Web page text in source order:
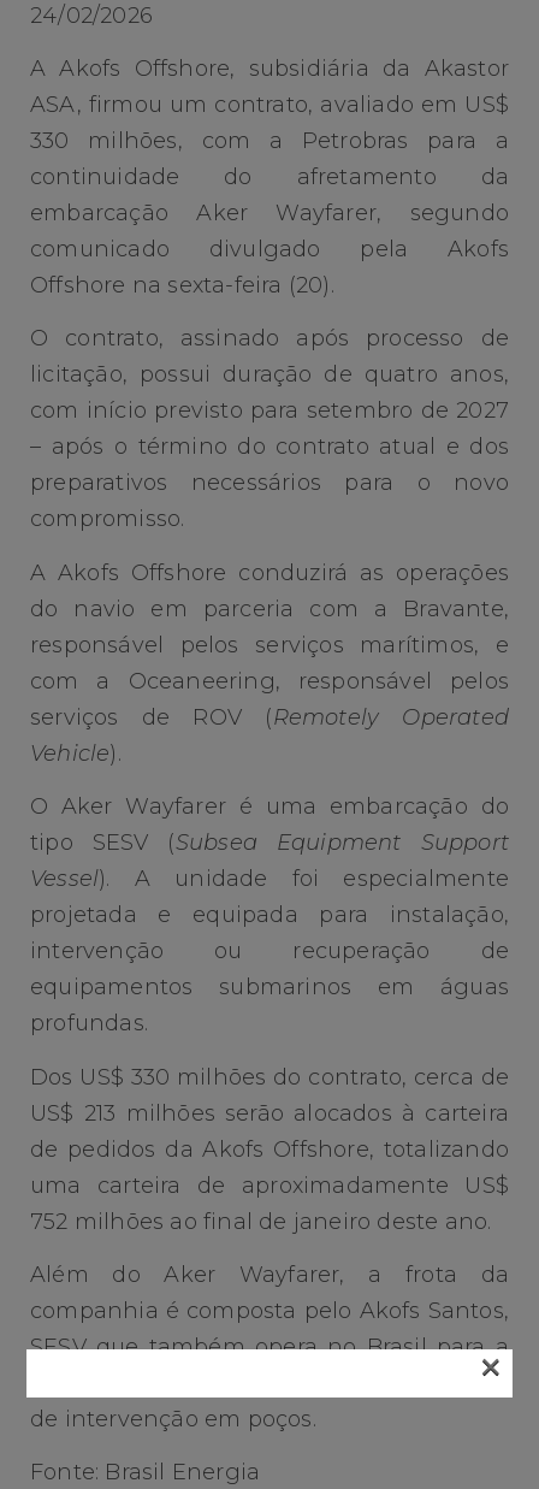
24/02/2026
A Akofs Offshore, subsidiária da Akastor
ASA, firmou um contrato, avaliado em US$
330 milhões, com a Petrobras para a
continuidade do afretamento da
embarcação Aker Wayfarer, segundo
comunicado divulgado pela Akofs
Offshore na sexta-feira (20).
O contrato, assinado após processo de
licitação, possui duração de quatro anos,
com início previsto para setembro de 2027
– após o término do contrato atual e dos
preparativos necessários para o novo
compromisso.
A Akofs Offshore conduzirá as operações
do navio em parceria com a Bravante,
responsável pelos serviços marítimos, e
com a Oceaneering, responsável pelos
serviços de ROV (Remotely Operated
Vehicle).
O Aker Wayfarer é uma embarcação do
tipo SESV (Subsea Equipment Support
Vessel). A unidade foi especialmente
projetada e equipada para instalação,
intervenção ou recuperação de
equipamentos submarinos em águas
profundas.
Dos US$ 330 milhões do contrato, cerca de
US$ 213 milhões serão alocados à carteira
de pedidos da Akofs Offshore, totalizando
uma carteira de aproximadamente US$
752 milhões ao final de janeiro deste ano.
Além do Aker Wayfarer, a frota da
companhia é composta pelo Akofs Santos,
SESV que também opera no Brasil para a
Petrobras, e pelo Akofs Seafarer, unidade
de intervenção em poços.
Fonte: Brasil Energia
×